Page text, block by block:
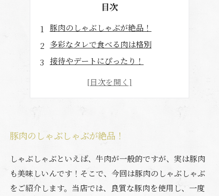
目次
豚肉のしゃぶしゃぶが絶品！
多彩なタレで食べる肉は格別
接待やデートにぴったり！
お得なランチセットもあり！
豚肉のしゃぶしゃぶが絶品！
しゃぶしゃぶといえば、牛肉が一般的ですが、実は豚肉
も美味しいんです！そこで、今回は豚肉のしゃぶしゃぶ
をご紹介します。当店では、良質な豚肉を使用し、一度